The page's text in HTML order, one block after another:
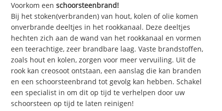
Voorkom eenschoorsteenbrand!
Bij het stoken(verbranden) van hout, kolen of olie komen
onverbrande deeltjes in het rookkanaal. Deze deeltjes
hechten zich aan de wand van het rookkanaal en vormen
een teerachtige, zeer brandbare laag. Vaste brandstoffen,
zoals hout en kolen, zorgen voor meer vervuiling. Uit de
rook kan creosoot ontstaan, een aanslag die kan branden
en een schoorsteenbrand tot gevolg kan hebben. Schakel
een specialist in om dit op tijd te verhelpen door uw
schoorsteen op tijd te laten reinigen!